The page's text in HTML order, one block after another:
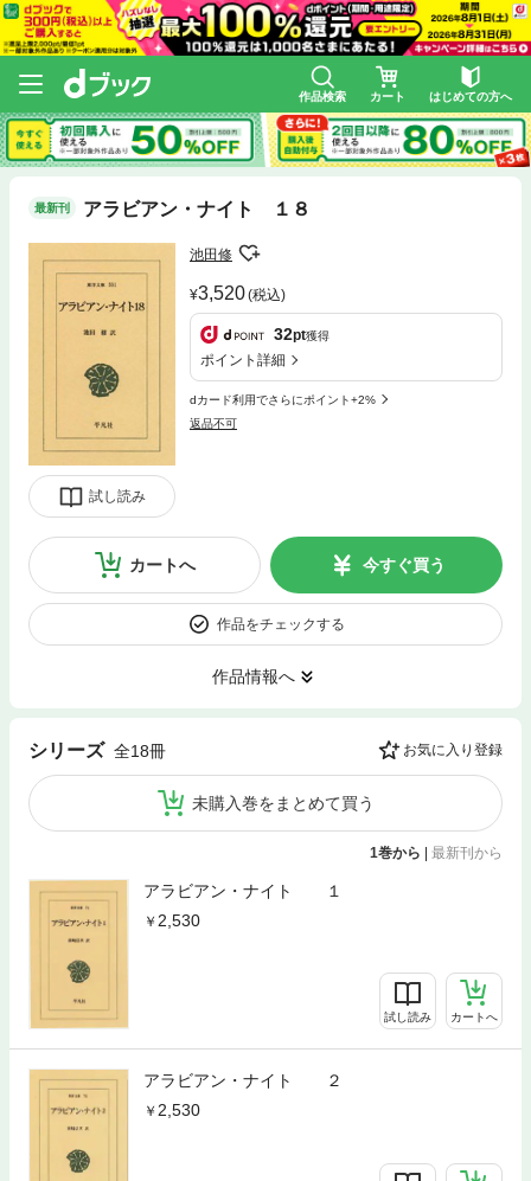
作品検索 カート はじめての方へ
最新刊 アラビアン・ナイト １８
試し読み
池田修
3,520(税込)
32pt獲得
ポイント詳細
dカード利用でさらにポイント+2%
返品不可
カートへ 今すぐ買う
作品をチェックする
作品情報へ
シリーズ 全18冊 お気に入り登録
未購入巻をまとめて買う
1巻から 最新刊から
アラビアン・ナイト １
2,530
試し読み カートへ
アラビアン・ナイト ２
2,530